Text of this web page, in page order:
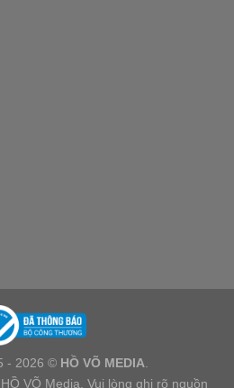
- 2026 © HỒ VÕ MEDIA
VÕ Media. Vui lòng ghi rõ nguồn